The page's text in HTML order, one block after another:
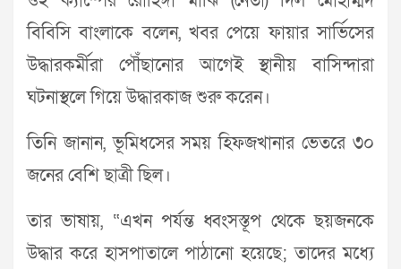
বিবিসি বাংলাকে বলেন, খবর পেয়ে ফায়ার সার্ভিসের
উদ্ধারকর্মীরা পৌঁছানোর আগেই স্থানীয় বাসিন্দারা
ঘটনাস্থলে গিয়ে উদ্ধারকাজ শুরু করেন।
তিনি জানান, ভূমিধসের সময় হিফজখানার ভেতরে ৩০
জনের বেশি ছাত্রী ছিল।
তার ভাষায়, “এখন পর্যন্ত ধ্বংসস্তূপ থেকে ছয়জনকে
উদ্ধার করে হাসপাতালে পাঠানো হয়েছে; তাদের মধ্যে